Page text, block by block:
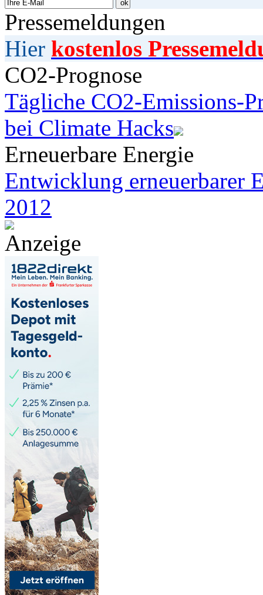
Pressemeldungen
Hier kostenlos
CO2-Prognose
Tägliche CO2-Emissions-
bei Climate Hacks
Erneuerbare Energie
Entwicklung erneuerbarer
2012
Anzeige